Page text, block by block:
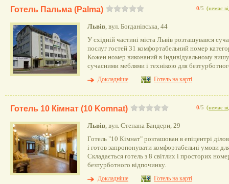
0/5 (немає
Готель Пальма (Palma)
Львів, вул. Богданівська, 44
У східній частині міста Львів розташувався
послуг гостей 31 комфортабельний номер
Кожен номер виконаний в індивідуальному
сучасними меблями і технікою для
Докладніше
Готель на карті
0/5 (немає
Готель 10 Кімнат (10 Komnat)
Львів, вул. Степана Бандери, 29
Готель "10 Кімнат" розташован в епіцентрі
і готов запропонувати комфортабельні умови
Складається готель з 8 світлих і просторих
безтурботного відпочинку.
Докладніше
Готель на карті